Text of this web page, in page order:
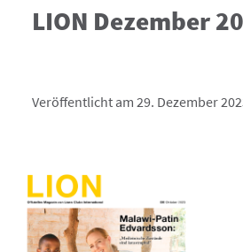
LION Dezember
Veröffentlicht am 29. Dezember